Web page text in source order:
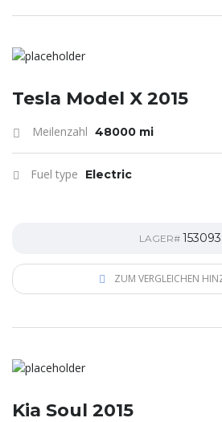
Tesla Model X 2015
Meilenzahl 48000 mi
Fuel type Electric
LAGER# 153093
ZUM VERGLEICHEN
Kia Soul 2015